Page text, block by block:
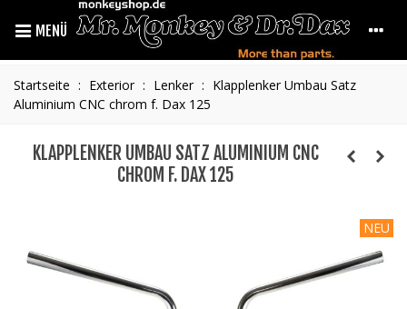
MENÜ
Startseite : Exterior : Lenker : Klapplenker Umbau Satz
Aluminium CNC chrom f. Dax 125
KLAPPLENKER UMBAU SATZ ALUMINIUM CNC
CHROM F. DAX 125
NEU